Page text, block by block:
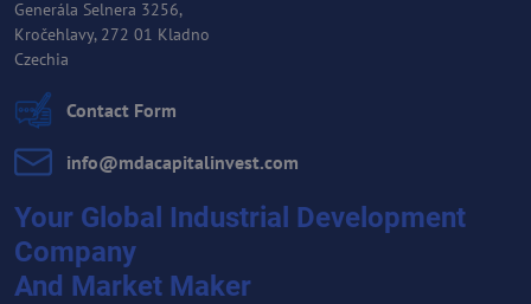
Generála Selnera 3256,
Kročehlavy, 272 01 Kladno
Czechia
Contact Form
info​@mdacapitalinvest​.com
Your Global Industrial Development
Company
And Market Maker